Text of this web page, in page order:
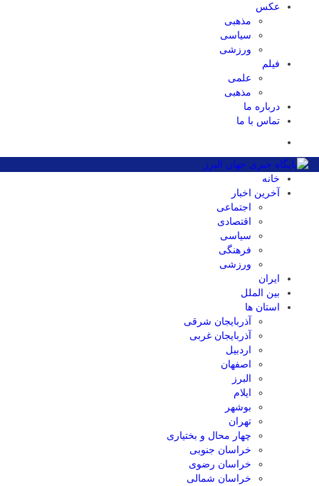
عکس
مذهبی
سیاسی
ورزشی
فیلم
علمی
مذهبی
درباره ما
تماس با ما
خانه
آخرین اخبار
اجتماعی
اقتصادی
سیاسی
فرهنگی
ورزشی
ایران
بین الملل
استان ها
آذربایجان شرقی
آذربایجان غربی
اردبیل
اصفهان
البرز
ایلام
بوشهر
تهران
چهار محال و بختیاری
خراسان جنوبی
خراسان رضوی
خراسان شمالی